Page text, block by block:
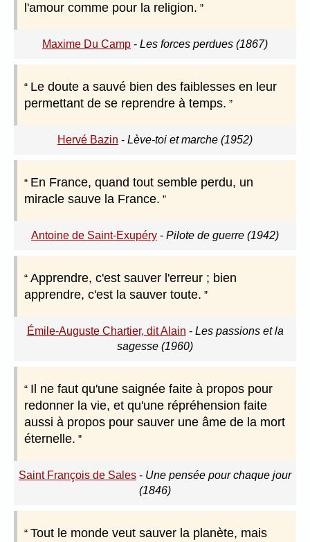
l'amour comme pour la religion.
Maxime Du Camp - Les forces perdues (1867)
Le doute a sauvé bien des faiblesses en leur
permettant de se reprendre à temps.
Hervé Bazin - Lève-toi et marche (1952)
En France, quand tout semble perdu, un
miracle sauve la France.
Antoine de Saint-Exupéry - Pilote de guerre (1942)
Apprendre, c'est sauver l'erreur ; bien
apprendre, c'est la sauver toute.
Émile-Auguste Chartier, dit Alain - Les passions et la
sagesse (1960)
Il ne faut qu'une saignée faite à propos pour
redonner la vie, et qu'une répréhension faite
aussi à propos pour sauver une âme de la mort
éternelle.
Saint François de Sales - Une pensée pour chaque jour
(1846)
Tout le monde veut sauver la planète, mais